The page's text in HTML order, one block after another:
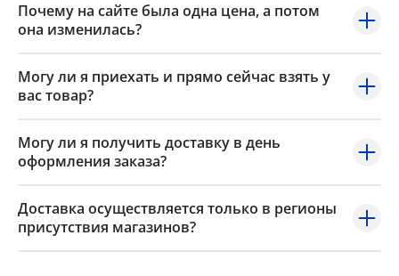
Почему на сайте была одна цена, а потом
она изменилась?
Могу ли я приехать и прямо сейчас взять у
вас товар?
Могу ли я получить доставку в день
оформления заказа?
Доставка осуществляется только в регионы
присутствия магазинов?